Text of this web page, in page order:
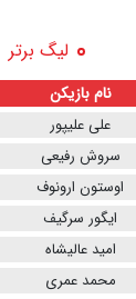
لیگ برتر
نام بازیکن
علی علیپور
سروش رفیعی
اوستون ارونوف
ایگور سرگیف
امید عالیشاه
محمد عمری